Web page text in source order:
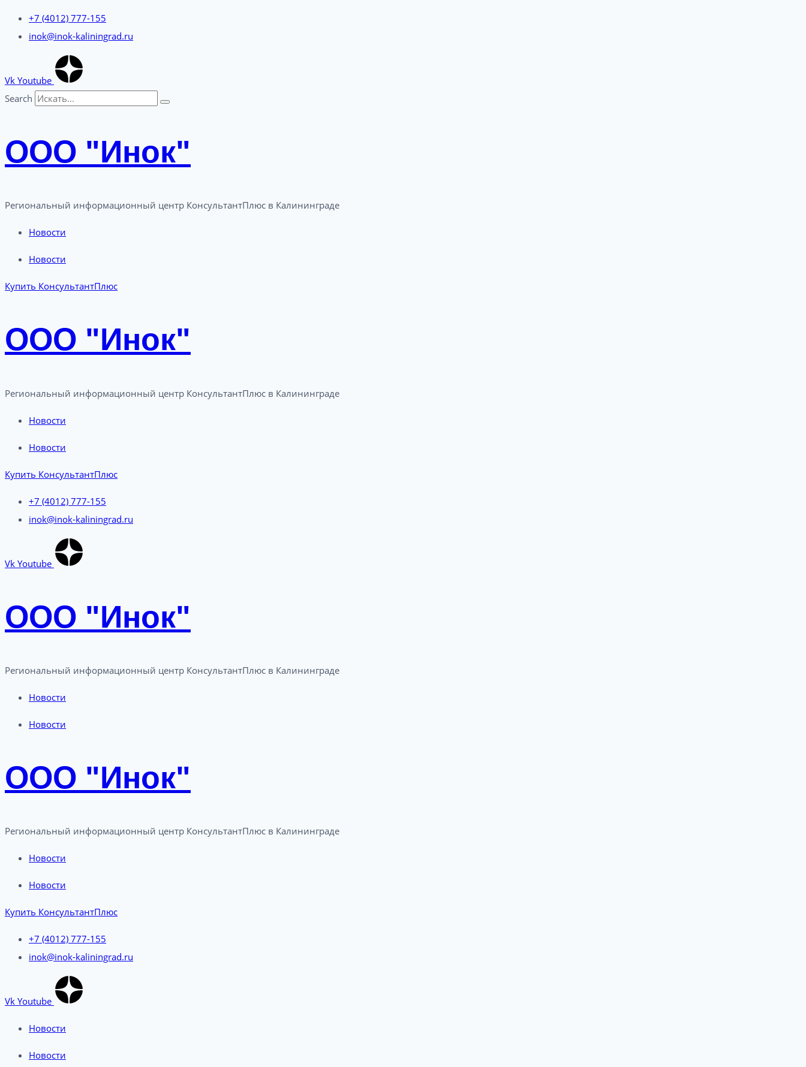
Перейти
содержимому
+7 (4012) 777-155
inok@inok-kaliningrad.ru
Vk Youtube
Search
ООО "Инок"
Региональный информационный центр КонсультантПлюс в Калининграде​
Новости
Новости
Купить КонсультантПлюс
ООО "Инок"
Региональный информационный центр КонсультантПлюс в Калининграде​
Новости
Новости
Купить КонсультантПлюс
+7 (4012) 777-155
inok@inok-kaliningrad.ru
Vk Youtube
ООО "Инок"
Региональный информационный центр КонсультантПлюс в Калининграде​
Новости
Новости
ООО "Инок"
Региональный информационный центр КонсультантПлюс в Калининграде​
Новости
Новости
Купить КонсультантПлюс
+7 (4012) 777-155
inok@inok-kaliningrad.ru
Vk Youtube
Новости
Новости